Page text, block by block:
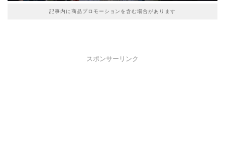
記事内に商品プロモーションを含む場合があります
スポンサーリンク